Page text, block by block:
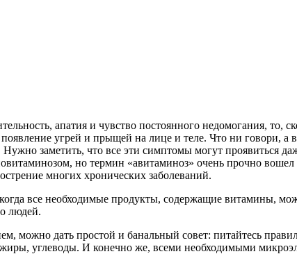
апатия и чувство постоянного недомогания, то,
появление угрей и прыщей на лице и теле. Что ни говори,
заметить, что все эти симптомы могут проявиться
но термин «авитаминоз» очень прочно
многих хронических заболеваний.
все необходимые продукты, содержащие витамины,
людей.
можно дать простой и банальный совет: питайтесь
углеводы. И конечно же, всеми необходимыми